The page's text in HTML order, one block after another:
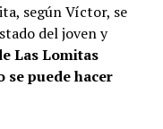
según Víctor, se
del joven y
Las Lomitas
se puede hacer